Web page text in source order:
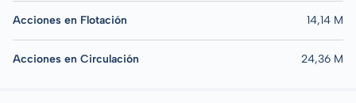
Acciones en Flotación 14,14 M
Acciones en Circulación 24,36 M